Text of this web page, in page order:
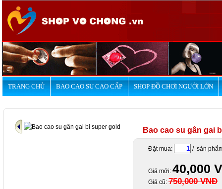
TRANG CHỦ BAO CAO SU CAO CẤP SHOP ĐỒ CHƠI NGƯỜI LỚN
Bao cao su gân gai
Đặt mua: / sản
Giá mới: 40,000
Giá cũ: 750,000 VNĐ